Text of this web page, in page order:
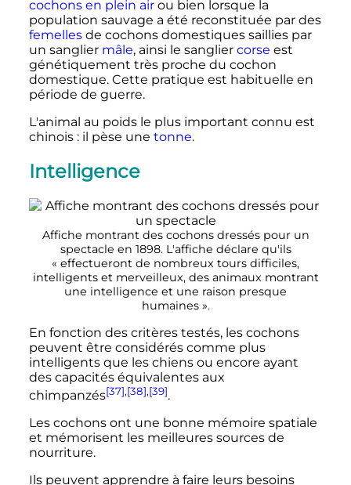
cochons en plein airou bien lorsque la
population sauvage a été reconstituée par des
femellesde cochons domestiques saillies par
un sanglier mâle, ainsi le sanglier corse est
génétiquement très proche du cochon
domestique. Cette pratique est habituelle en
période de guerre.
L'animal au poids le plus important connu est
chinois : il pèse une tonne.
Intelligence
Affiche montrant des cochons dressés pour un
spectacle en 1898. L'affiche déclare qu'ils
« effectueront de nombreux tours difficiles,
intelligents et merveilleux, des animaux montrant
une intelligence et une raison presque
humaines ».
En fonction des critères testés, les cochons
peuvent être considérés comme plus
intelligents que les chiens ou encore ayant
des capacités équivalentes aux
chimpanzés[37],[38],[39].
Les cochons ont une bonne mémoire spatiale
et mémorisent les meilleures sources de
nourriture.
Ils peuvent apprendre à faire leurs besoins